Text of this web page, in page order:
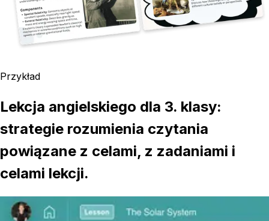
Przykład
Lekcja angielskiego dla 3. klasy:
strategie rozumienia czytania
powiązane z celami, z zadaniami i
celami lekcji.